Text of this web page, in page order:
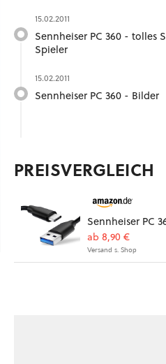
15.02.2011
Sennheiser PC 360 - tolles
Spieler
15.02.2011
Sennheiser PC 360 - Bilder
PREISVERGLEICH
Sennheiser PC
ab 8,90 €
Versand s. Shop